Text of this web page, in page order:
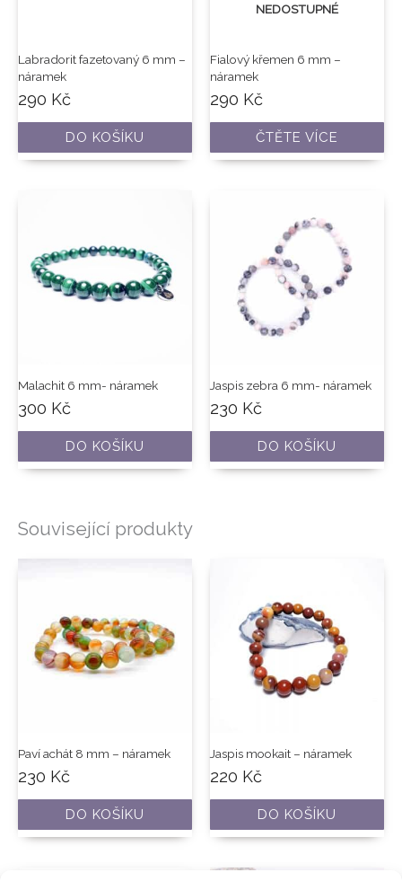
Labradorit fazetovaný 6 mm –
náramek
290 Kč
DO KOŠÍKU
NEDOSTUPNÉ
Fialový křemen 6 mm –
náramek
290 Kč
ČTĚTE VÍCE
Malachit 6 mm- náramek
300 Kč
DO KOŠÍKU
Jaspis zebra 6 mm- náramek
230 Kč
DO KOŠÍKU
Související produkty
Paví achát 8 mm – náramek
230 Kč
DO KOŠÍKU
Jaspis mookait – náramek
220 Kč
DO KOŠÍKU